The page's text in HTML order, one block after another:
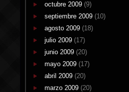
octubre 2009 (9)
septiembre 2009 (10)
agosto 2009 (18)
julio 2009 (17)
junio 2009 (20)
mayo 2009 (17)
abril 2009 (20)
marzo 2009 (20)